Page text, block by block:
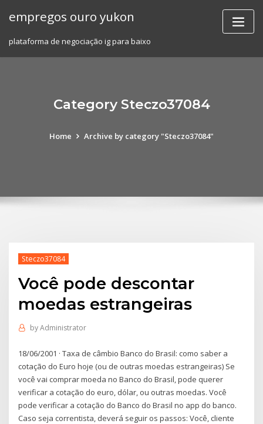
empregos ouro yukon
plataforma de negociação ig para baixo
Category Steczo37084
Home Archive by category "Steczo37084"
Steczo37084
Você pode descontar
moedas estrangeiras
byAdministrator
18/06/2001 · Taxa de câmbio Banco do Brasil: como saber a
cotação do Euro hoje (ou de outras moedas estrangeiras) Se
você vai comprar moeda no Banco do Brasil, pode querer
verificar a cotação do euro, dólar, ou outras moedas. Você
pode verificar a cotação do Banco do Brasil no app do banco.
Caso seja correntista, deverá seguir os passos: Você, cliente